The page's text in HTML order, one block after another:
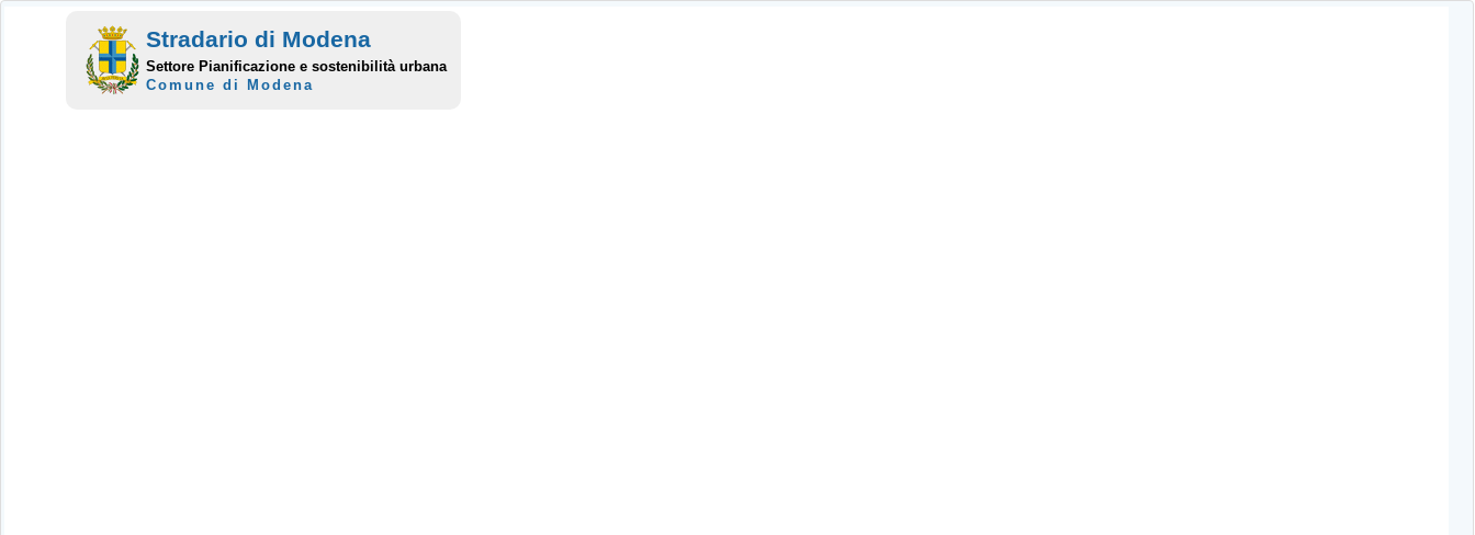
Stradario di Modena
Settore Pianificazione e sostenibilità urbana
Comune di Modena